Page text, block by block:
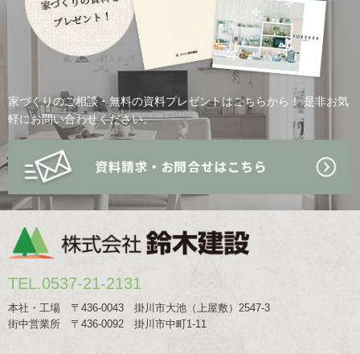
家づくりのご相談・無料の資料プレゼントはこちらから！是非お気
軽にお問い合わせください。
TEL.0537-21-2131
本社・工場 〒436-0043 掛川市大池（上屋敷）2547-3
街中営業所 〒436-0092 掛川市中町1-11